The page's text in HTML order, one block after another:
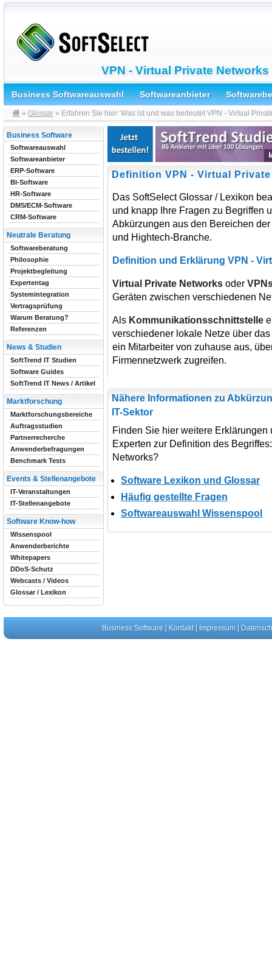
VPN - Virtual Private Networks
Business Softwareauswahl Softwareanbieter
» Glossar » Erfahren Sie hier: Was ist und was bedeutet VPN - Virtual
Definition VPN - Virtual
Das SoftSelect Glossar / Lexikon
und knapp Ihre Fragen zu Begriffen
Abkürzungen aus den Bereichen der
und Hightech-Branche.
Definition und Erklärung VPN -
Virtual Private Networks oder
Geräten zwischen verschiedenen
Als Kommunikationsschnittstelle
verschiedener lokale Netze über
ein Mitarbeiter von zuhause aus,
Firmennetzwerk zugreifen.
Nähere Informationen zu
IT-Sektor
Finden Sie hier weitere
Experten zur Definition des
Networks?
Software Lexikon und Glossar
Häufig gestellte Fragen
Softwareauswahl Wissenspool
Business Software
Softwareauswahl
Softwareanbieter
ERP-Software
BI-Software
HR-Software
DMS/ECM-Software
CRM-Software
Neutrale Beratung
Softwareberatung
Philosophie
Projektbegleitung
Expertentag
Systemintegration
Vertragsprüfung
Warum Beratung?
Referenzen
News & Studien
SoftTrend IT Studien
Software Guides
SoftTrend IT News / Artikel
Marktforschung
Marktforschungsbereiche
Auftragsstudien
Partnerrecherche
Anwenderbefragungen
Benchmark Tests
Events & Stellenangebote
IT-Veranstaltungen
IT-Stellenangebote
Software Know-how
Wissenspool
Anwenderberichte
Whitepapers
DDoS-Schutz
Webcasts / Videos
Glossar / Lexikon
Business Software| Kontakt| Impressum|